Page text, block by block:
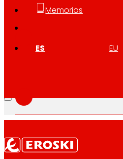
Memorias
ES EU
CAS